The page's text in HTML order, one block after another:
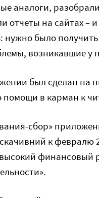
аналоги,
отчеты на сайтах –
нужно было
возникавшие у
был сделан на
в карман к
сбор»
к февралю
финансовый